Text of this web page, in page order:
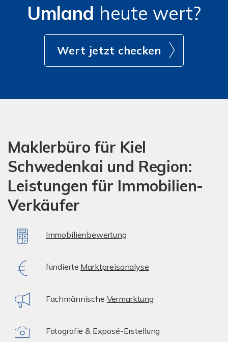
Umland heute wert?
Wert jetzt checken
Maklerbüro für Kiel
Schwedenkai und Region:
Leistungen für Immobilien-
Verkäufer
Immobilienbewertung
fundierte Marktpreisanalyse
Fachmännische Vermarktung
Fotografie & Exposé-Erstellung